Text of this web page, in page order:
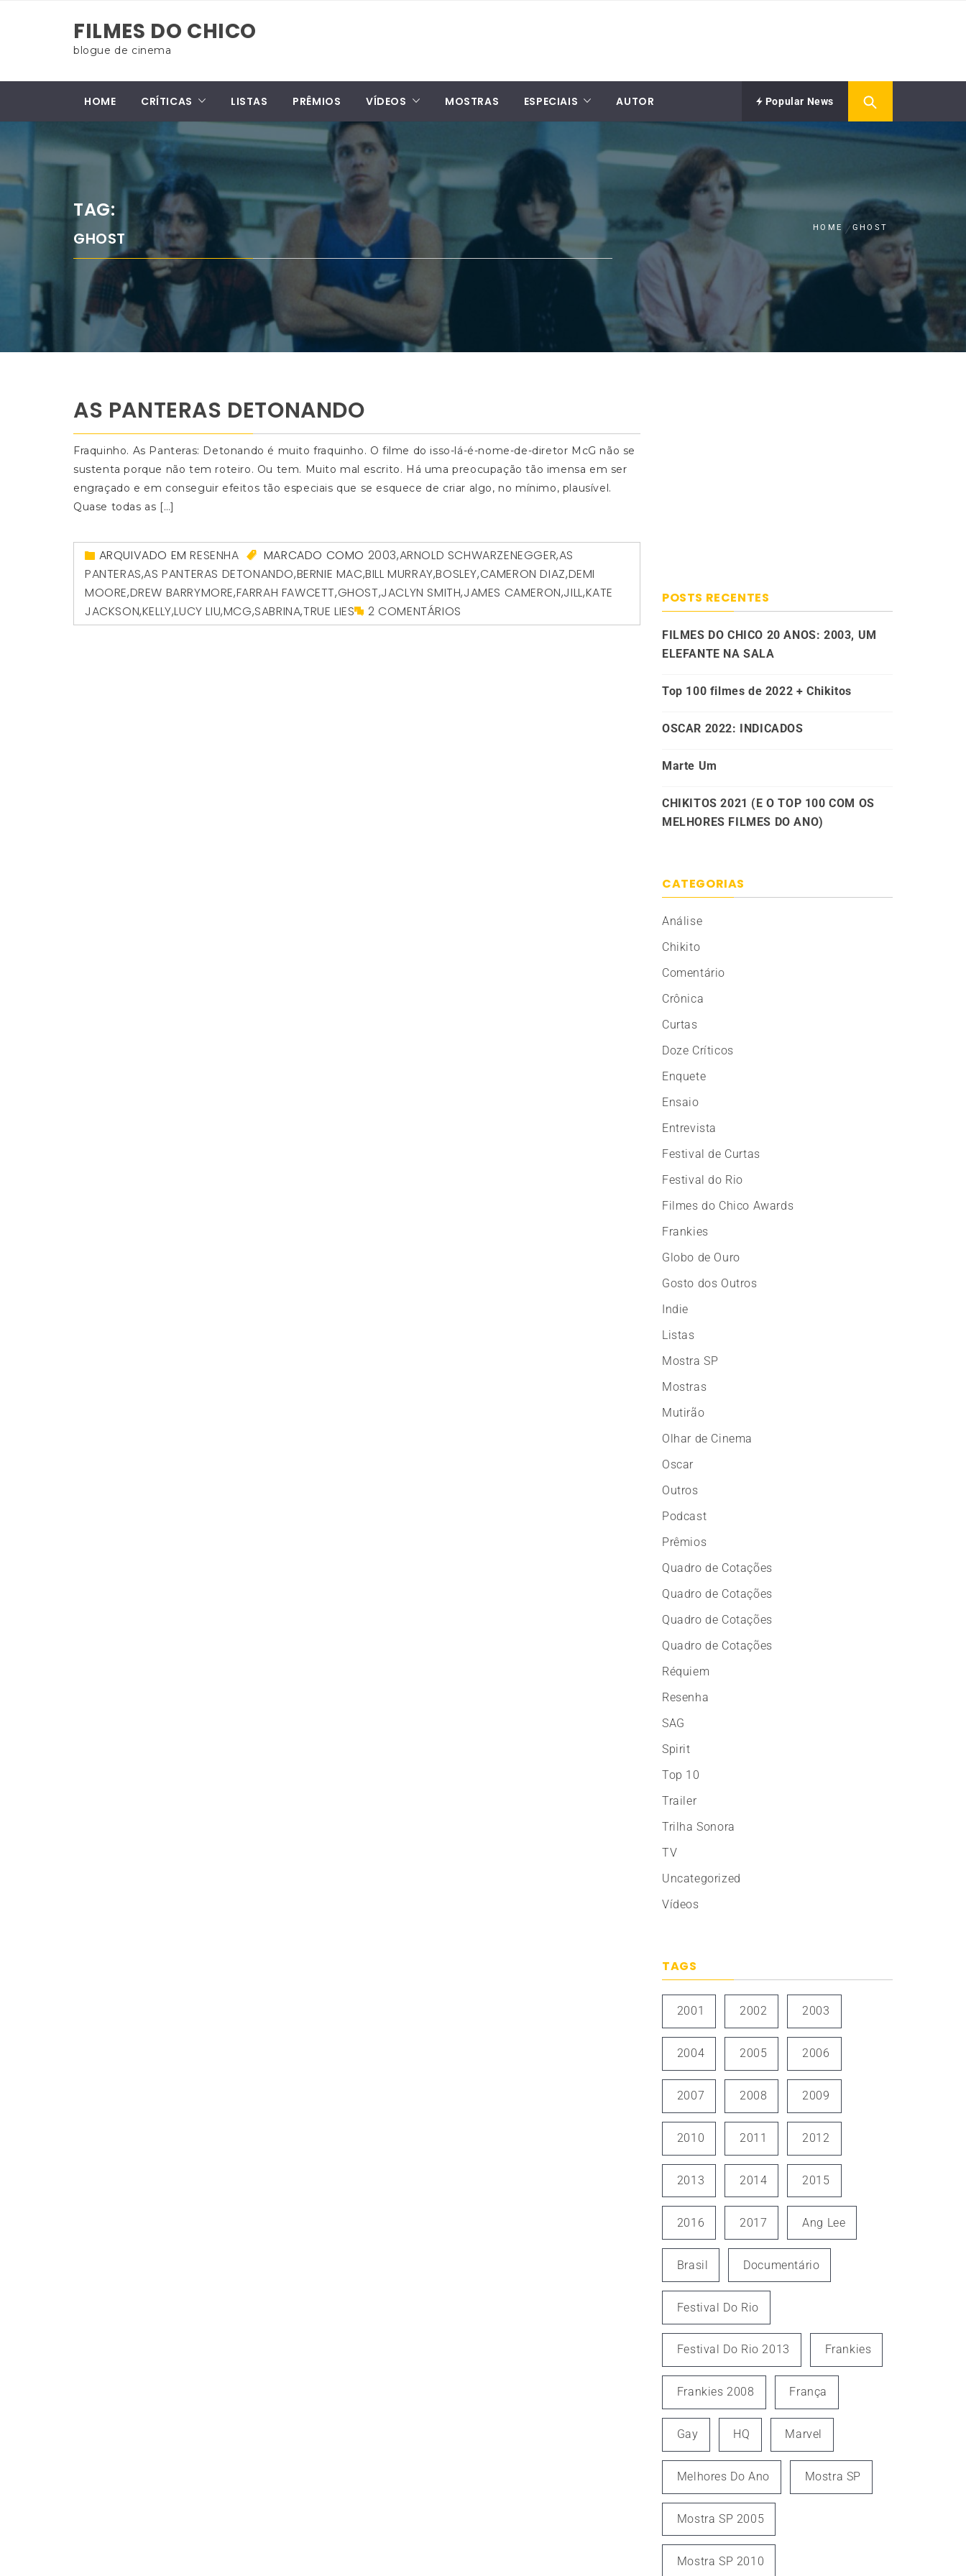
FILMES DO CHICO
blogue de cinema
HOME CRÍTICAS LISTAS PRÊMIOS VÍDEOS MOSTRAS ESPECIAIS AUTOR Popular News
TAG:
GHOST
HOME GHOST
AS PANTERAS DETONANDO
Fraquinho. As Panteras: Detonando é muito fraquinho. O filme do isso-lá-é-nome-de-diretor McG não se
sustenta porque não tem roteiro. Ou tem. Muito mal escrito. Há uma preocupação tão imensa em ser
engraçado e em conseguir efeitos tão especiais que se esquece de criar algo, no mínimo, plausível.
Quase todas as […]
ARQUIVADO EMRESENHA MARCADO COMO 2003,ARNOLD SCHWARZENEGGER,AS
PANTERAS,AS PANTERAS DETONANDO,BERNIE MAC,BILL MURRAY,BOSLEY,CAMERON DIAZ,DEMI
MOORE,DREW BARRYMORE,FARRAH FAWCETT,GHOST,JACLYN SMITH,JAMES CAMERON,JILL,KATE
JACKSON,KELLY,LUCY LIU,MCG,SABRINA,TRUE LIES 2 COMENTÁRIOS
POSTS RECENTES
FILMES DO CHICO 20 ANOS: 2003, UM
ELEFANTE NA SALA
Top 100 filmes de 2022 + Chikitos
OSCAR 2022: INDICADOS
Marte Um
CHIKITOS 2021 (E O TOP 100 COM OS
MELHORES FILMES DO ANO)
CATEGORIAS
Análise
Chikito
Comentário
Crônica
Curtas
Doze Críticos
Enquete
Ensaio
Entrevista
Festival de Curtas
Festival do Rio
Filmes do Chico Awards
Frankies
Globo de Ouro
Gosto dos Outros
Indie
Listas
Mostra SP
Mostras
Mutirão
Olhar de Cinema
Oscar
Outros
Podcast
Prêmios
Quadro de Cotações
Quadro de Cotações
Quadro de Cotações
Quadro de Cotações
Réquiem
Resenha
SAG
Spirit
Top 10
Trailer
Trilha Sonora
TV
Uncategorized
Vídeos
TAGS
2001 2002 2003
2004 2005 2006
2007 2008 2009
2010 2011 2012
2013 2014 2015
2016 2017 Ang Lee
Brasil Documentário
Festival Do Rio
Festival Do Rio 2013 Frankies
Frankies 2008 França
Gay HQ Marvel
Melhores Do Ano Mostra SP
Mostra SP 2005
Mostra SP 2010